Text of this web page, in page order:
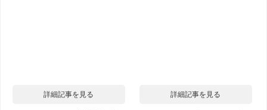
詳細記事を見る 詳細記事を見る